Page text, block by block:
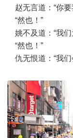
赵无言道：“你要
“然也！”
姚不及道：“我们
“然也！”
仇无恨道：“我们